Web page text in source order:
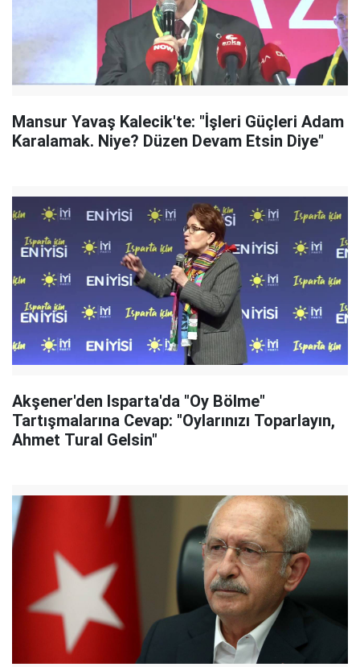
Mansur Yavaş Kalecik'te: "İşleri Güçleri Adam
Karalamak. Niye? Düzen Devam Etsin Diye"
Akşener'den Isparta'da "Oy Bölme"
Tartışmalarına Cevap: "Oylarınızı Toparlayın,
Ahmet Tural Gelsin"